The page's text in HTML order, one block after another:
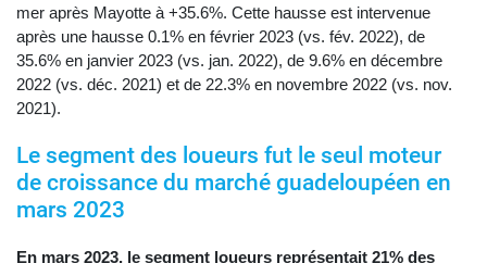
mer après Mayotte à +35.6%. Cette hausse est intervenue
après une hausse 0.1% en février 2023 (vs. fév. 2022), de
35.6% en janvier 2023 (vs. jan. 2022), de 9.6% en décembre
2022 (vs. déc. 2021) et de 22.3% en novembre 2022 (vs. nov.
2021).
Le segment des loueurs fut le seul moteur
de croissance du marché guadeloupéen en
mars 2023
En mars 2023, le segment loueurs représentait 21% des